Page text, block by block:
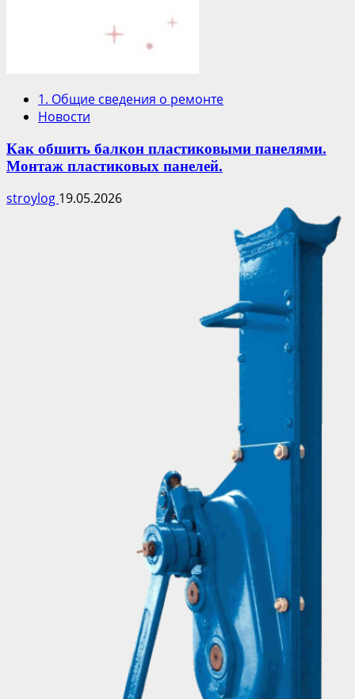
1. Общие сведения о ремонте
Новости
Как обшить балкон пластиковыми панелями.
Монтаж пластиковых панелей.
stroylog 19.05.2026